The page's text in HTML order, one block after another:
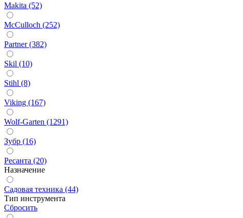
Makita (52)
McCulloch (252)
Partner (382)
Skil (10)
Stihl (8)
Viking (167)
Wolf-Garten (1291)
Зубр (16)
Ресанта (20)
Назначение
Садовая техника (44)
Тип инструмента
Сбросить